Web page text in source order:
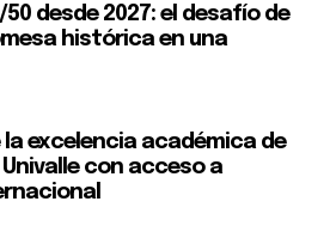
desde 2027: el desafío de
histórica en una
la excelencia académica de
con acceso a